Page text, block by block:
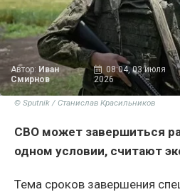
Автор: Иван
Смирнов
08:04, 03 июля
2026
© Sputnik / Станислав Красильников
СВО может завершиться
одном условии, считают
Тема сроков завершения